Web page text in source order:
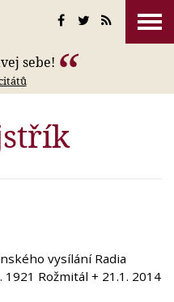
sebe!
vysílání Radia
1921 Rožmitál + 21.1. 2014